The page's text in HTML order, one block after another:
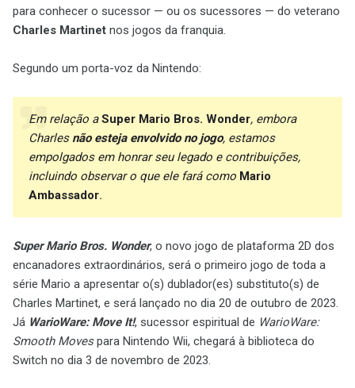
para conhecer o sucessor — ou os sucessores — do veterano
Charles Martinet nos jogos da franquia.
Segundo um porta-voz da Nintendo:
Em relação aSuper Mario Bros. Wonder, embora
Charles não esteja envolvido no jogo, estamos
empolgados em honrar seu legado e contribuições,
incluindo observar o que ele fará como Mario
Ambassador.
Super Mario Bros. Wonder, o novo jogo de plataforma 2D dos
encanadores extraordinários, será o primeiro jogo de toda a
série Mario a apresentar o(s) dublador(es) substituto(s) de
Charles Martinet, e será lançado no dia 20 de outubro de 2023.
Já WarioWare: Move It!, sucessor espiritual de WarioWare:
Smooth Movespara Nintendo Wii, chegará à biblioteca do
Switch no dia 3 de novembro de 2023.